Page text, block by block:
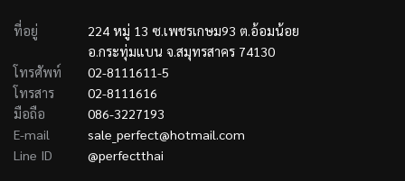
ที่อยู่
224 หมู่ 13 ซ.เพชรเกษม93 ต.อ้อมน้อย
อ.กระทุ่มแบน จ.สมุทรสาคร 74130
โทรศัพท์
02-8111611-5
โทรสาร
02-8111616
มือถือ
086-3227193
E-mail
sale_perfect@hotmail.com
Line ID
@perfectthai